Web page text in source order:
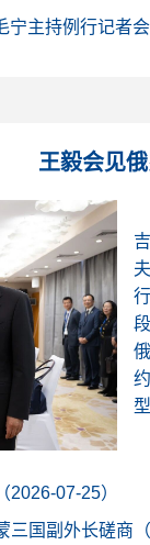
主持例行记者会
王毅会见
07-25）
国副外长磋商（